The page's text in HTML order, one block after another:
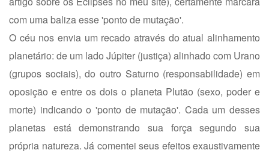
com uma baliza esse 'ponto de mutação'.
O céu nos envia um recado através do atual alinhamento
planetário: de um lado Júpiter (justiça) alinhado com Urano
(grupos sociais), do outro Saturno (responsabilidade) em
oposição e entre os dois o planeta Plutão (sexo, poder e
morte) indicando o 'ponto de mutação'. Cada um desses
planetas está demonstrando sua força segundo sua
própria natureza. Já comentei seus efeitos exaustivamente